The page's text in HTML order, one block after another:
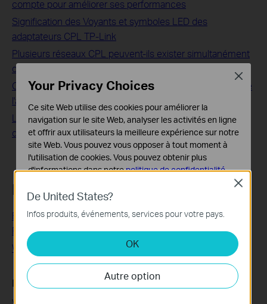
compte pour améliorer ses performances
Signification des Voyants et symboles LED des
adaptateurs CPL TP-Link
Plusieurs réseaux CPL peuvent-ils exister simultanément
dans le même circuit électrique ?
Que dois-je faire si la connexion Internet est lente lorsque
l'appareil est connecté aux CPL TP-Link ?
Les CPL peuvent provoquer une connexion intermittente
du modem / routeur xDSL dans quelques rares cas
Pour en savoir plus
Fast, Reliable, Long Range – An Advanced G.hn Powerline
Protocol
What is Powerline: A Guide to Powerline Adapter in 2022
Est-ce que ce FAQ a été utile ?
De United States?
Infos produits, événements, services pour votre pays.
OK
Autre option
Close
Your Privacy Choices
Ce site Web utilise des cookies pour améliorer la
navigation sur le site Web, analyser les activités en ligne
et offrir aux utilisateurs la meilleure expérience sur notre
site Web. Vous pouvez vous opposer à tout moment à
l'utilisation de cookies. Vous pouvez obtenir plus
d'informations dans notrepolitique de confidentialité.
Cookies basiques
Ces cookies sont nécessaires au fonctionnement du
site Web et ne peuvent pas être désactivés dans vos
Cookies d'analyse et marketing
Les cookies d'analyse nous permettent d'analyser vos
activités sur notre site Web pour améliorer et ajuster les
fonctionnalités de notre site Web.
Close